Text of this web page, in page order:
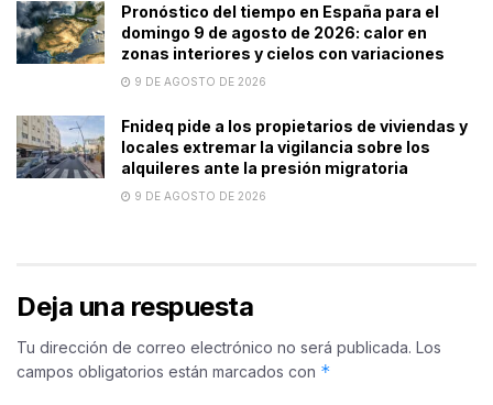
Pronóstico del tiempo en España para el
domingo 9 de agosto de 2026: calor en
zonas interiores y cielos con variaciones
9 DE AGOSTO DE 2026
Fnideq pide a los propietarios de viviendas y
locales extremar la vigilancia sobre los
alquileres ante la presión migratoria
9 DE AGOSTO DE 2026
Deja una respuesta
Tu dirección de correo electrónico no será publicada. Los
campos obligatorios están marcados con *